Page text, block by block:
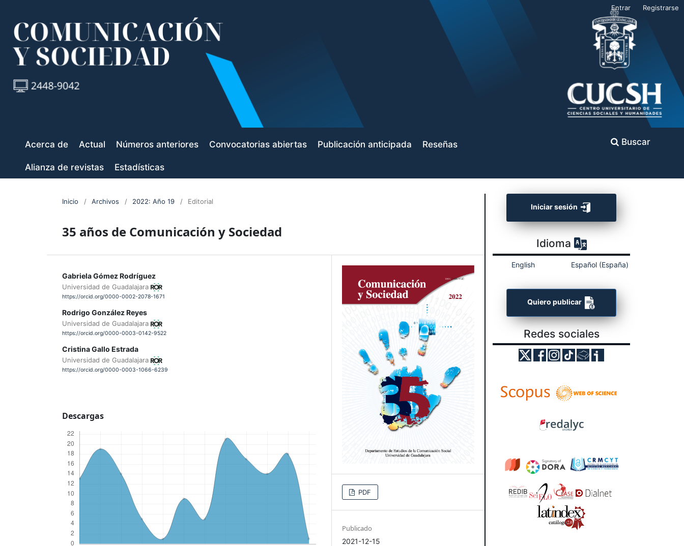
Acerca de Actual Números anteriores Convocatorias abiertas Publicación anticipada Reseñas
Alianza de revistas Estadísticas
Buscar
Entrar Registrarse
Inicio / Archivos / 2022: Año 19 / Editorial
35 años de Comunicación y Sociedad
Gabriela Gómez Rodríguez
Universidad de Guadalajara
https://orcid.org/0000-0002-2078-1671
Rodrigo González Reyes
Universidad de Guadalajara
https://orcid.org/0000-0003-0142-9522
Cristina Gallo Estrada
Universidad de Guadalajara
https://orcid.org/0000-0003-1066-6239
Descargas
PDF
Publicado
2021-12-15
Iniciar sesión
Idioma
English Español (España)
Quiero publicar
Redes sociales